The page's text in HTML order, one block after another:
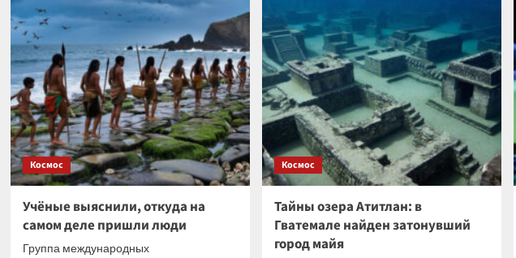
Космос
Учёные выяснили, откуда на
самом деле пришли люди
Группа международных
Космос
Тайны озера Атитлан: в
Гватемале найден затонувший
город майя